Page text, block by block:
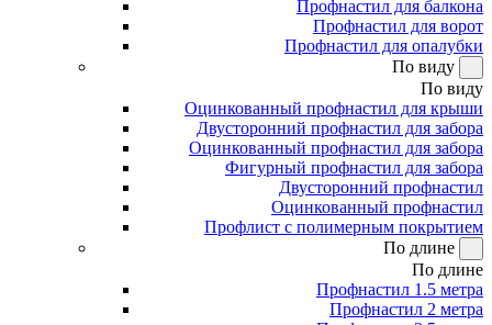
Профнастил для балкона
Профнастил для ворот
Профнастил для опалубки
По виду
По виду
Оцинкованный профнастил для крыши
Двусторонний профнастил для забора
Оцинкованный профнастил для забора
Фигурный профнастил для забора
Двусторонний профнастил
Оцинкованный профнастил
Профлист с полимерным покрытием
По длине
По длине
Профнастил 1.5 метра
Профнастил 2 метра